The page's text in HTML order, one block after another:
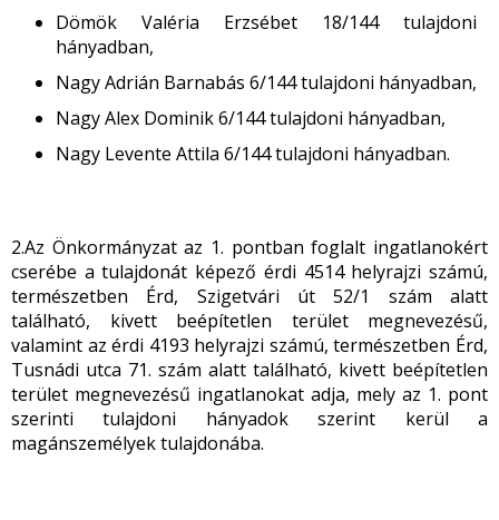
Dömök Valéria Erzsébet 18/144 tulajdoni
hányadban,
Nagy Adrián Barnabás 6/144 tulajdoni hányadban,
Nagy Alex Dominik 6/144 tulajdoni hányadban,
Nagy Levente Attila 6/144 tulajdoni hányadban.
2.Az Önkormányzat az 1. pontban foglalt ingatlanokért
cserébe a tulajdonát képező érdi 4514 helyrajzi számú,
természetben Érd, Szigetvári út 52/1 szám alatt
található, kivett beépítetlen terület megnevezésű,
valamint az érdi 4193 helyrajzi számú, természetben Érd,
Tusnádi utca 71. szám alatt található, kivett beépítetlen
terület megnevezésű ingatlanokat adja, mely az 1. pont
szerinti tulajdoni hányadok szerint kerül a
magánszemélyek tulajdonába.